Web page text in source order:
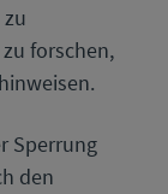
forschen,
Sperrung
den